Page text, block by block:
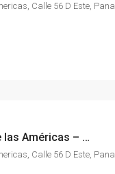
Oficina de 145 m² en Torres de las Américas – Punta Pacífica